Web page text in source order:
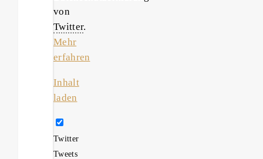
von
Twitter.
Mehr
erfahren
Inhalt
laden
Twitter
Tweets